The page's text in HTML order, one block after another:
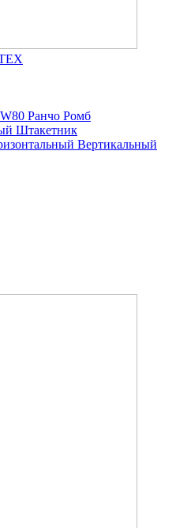
W80 Ранчо Ромб
Штакетник
Вертикальный